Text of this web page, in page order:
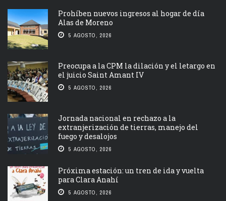
Prohíben nuevos ingresos al hogar de día
Alas de Moreno
5 AGOSTO, 2026
Preocupa a la CPM la dilación y el letargo en
el juicio Saint Amant IV
5 AGOSTO, 2026
Jornada nacional en rechazo a la
extranjerización de tierras, manejo del
fuego y desalojos
5 AGOSTO, 2026
Próxima estación: un tren de ida y vuelta
para Clara Anahí
5 AGOSTO, 2026